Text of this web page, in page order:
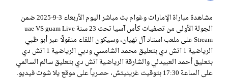
مشاهدة مباراة الإمارات وغوام بث مباشر اليوم الأربعاء 3-9-2025 ضمن
الجولة الأولى من تصفيات كأس آسيا تحت 23 سنة uae VS guam Live
Stream على ملعب استاد آل نهيان، وسيكون اللقاء منقولًا عبر أبو ظبي
الرياضية 1 اتش دي بتعليق محمد الشامسي ودبي الرياضية 1 اتش دي
بتعليق أحمد العبيدلي والشارقة الرياضية اتش دي بتعليق سالم السالمي
على الساعة 17:30 بتوقيت غرينيتش، حصرياً على موقع يلا شوت فيديو.